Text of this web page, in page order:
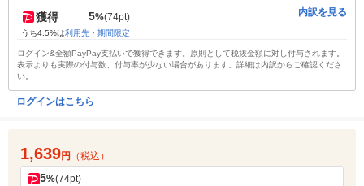
獲得 5%(74pt)
うち4.5%は利用先・期間限定
内訳を見る
ログイン&全額PayPay支払いで獲得できます。原則として税抜金額に対し付与されます。
表示よりも実際の付与数、付与率が少ない場合があります。詳細は内訳からご確認くださ
い。
ログインはこちら
1,639円 （税込）
5%(74pt)